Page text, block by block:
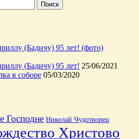
(Бадичу) 95 лет! (фото)
(Бадичу) 95 лет! 25/06/2021
в соборе 05/03/2020
Господне Николай Чудотворец
Христово